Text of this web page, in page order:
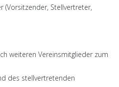
(Vorsitzender, Stellvertreter,
weiteren Vereinsmitglieder zum
des stellvertretenden